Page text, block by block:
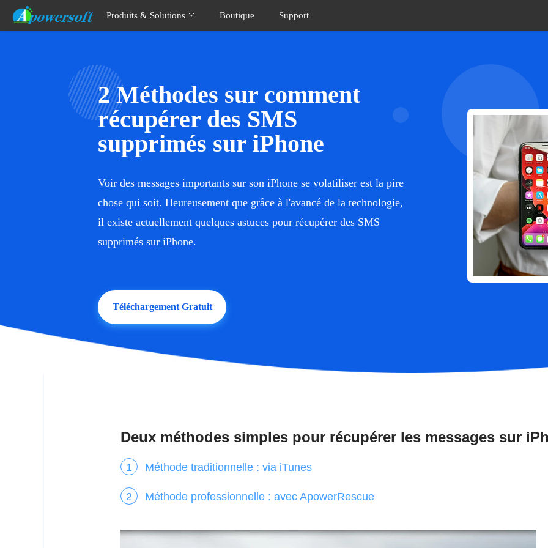
Produits & Solutions Boutique Support
2 Méthodes sur comment
récupérer des SMS
supprimés sur iPhone
Voir des messages importants sur son iPhone se volatiliser est la pire
chose qui soit. Heureusement que grâce à l'avancé de la technologie,
il existe actuellement quelques astuces pour récupérer des SMS
supprimés sur iPhone.
Téléchargement Gratuit
Deux méthodes simples pour récupérer les messages sur
Méthode traditionnelle : via iTunes
Méthode professionnelle : avec ApowerRescue